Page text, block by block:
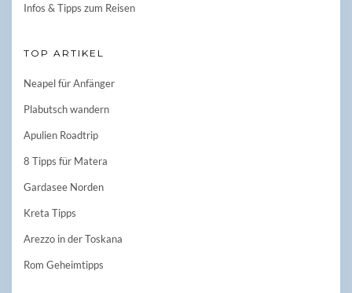
Infos & Tipps zum Reisen
TOP ARTIKEL
Neapel für Anfänger
Plabutsch wandern
Apulien Roadtrip
8 Tipps für Matera
Gardasee Norden
Kreta Tipps
Arezzo in der Toskana
Rom Geheimtipps